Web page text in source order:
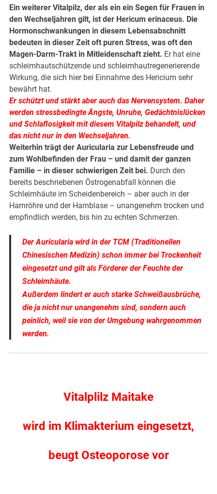
Ein weiterer Vitalpilz, der als ein ein Segen für Frauen in
den Wechseljahren gilt, ist der Hericum erinaceus. Die
Hormonschwankungen in diesem Lebensabschnitt
bedeuten in dieser Zeit oft puren Stress, was oft den
Magen-Darm-Trakt in Mitleidenschaft zieht. Er hat eine
schleimhautschützende und schleimhautregenerierende
Wirkung, die sich hier bei Einnahme des Hericium sehr
bewährt hat.
Er schützt und stärkt aber auch das Nervensystem. Daher
werden stressbedingte Ängste, Unruhe, Gedächtnislücken
und Schlaflosigkeit mit diesem Vitalpilz behandelt, und
das nicht nur in den Wechseljahren.
Weiterhin trägt der Auricularia zur Lebensfreude und
zum Wohlbefinden der Frau – und damit der ganzen
Familie – in dieser schwierigen Zeit bei. Durch den
bereits beschriebenen Östrogenabfall können die
Schleimhäute im Scheidenbereich – aber auch in der
Harnröhre und der Harnblase – unangenehm trocken und
empfindlich werden, bis hin zu echten Schmerzen.
Der Auricularia wird in der TCM (Traditionellen
Chinesischen Medizin) schon immer bei Trockenheit
eingesetzt und gilt als Förderer der Feuchte der
Schleimhäute.
Außerdem lindert er auch starke Schweißausbrüche,
die ja nicht nur unangenehm sind, sondern auch
peinlich, weil sie von der Umgebung wahrgenommen
werden.
Vitalplilz Maitake
wird im Klimakterium eingesetzt,
beugt Osteoporose vor